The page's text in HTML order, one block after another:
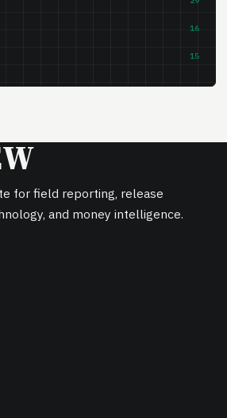
16
15
for field reporting, release
and money intelligence.